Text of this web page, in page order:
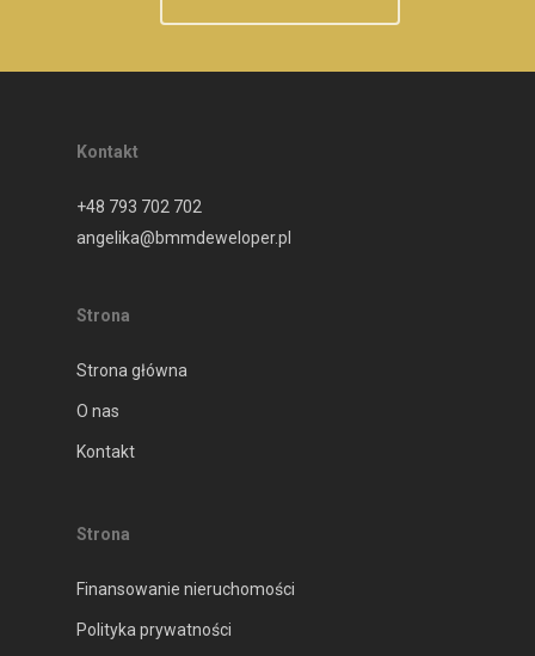
Kontakt
+48 793 702 702
angelika@bmmdeweloper.pl
Strona
Strona główna
O nas
Kontakt
Strona
Finansowanie nieruchomości
Polityka prywatności